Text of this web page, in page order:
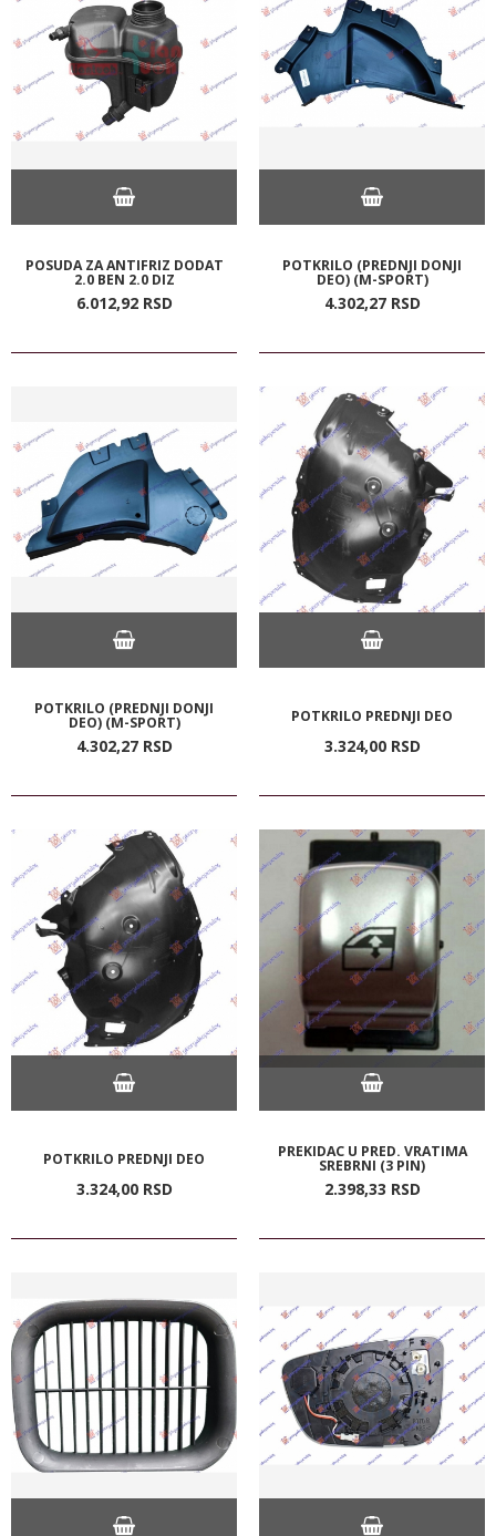
POSUDA ZA ANTIFRIZ DODAT
2.0 BEN 2.0 DIZ
6.012,92 RSD
POTKRILO (PREDNJI DONJI
DEO) (M-SPORT)
4.302,27 RSD
POTKRILO (PREDNJI DONJI
DEO) (M-SPORT)
4.302,27 RSD
POTKRILO PREDNJI DEO
3.324,00 RSD
POTKRILO PREDNJI DEO
3.324,00 RSD
PREKIDAC U PRED. VRATIMA
SREBRNI (3 PIN)
2.398,33 RSD